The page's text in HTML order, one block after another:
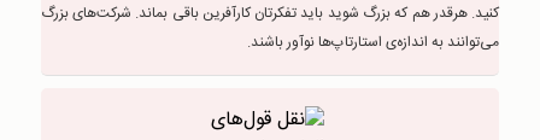
کنید. هرقدر هم که بزرگ شوید باید تفکرتان کارآفرین باقی بماند. شرکت‌های بزرگ
می‌توانند به اندازه‌ی استارتاپ‌ها نوآور باشند.